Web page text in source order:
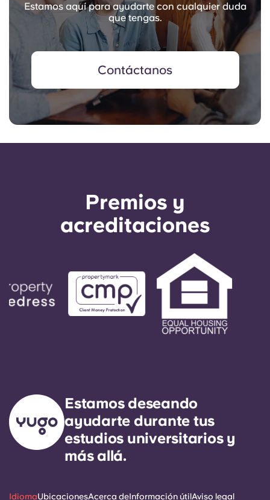
Estamos aquí para ayudarte con cualquier duda
que tengas.
Contáctanos
Premios y
acreditaciones
Estamos deseando
ayudarte durante tus
estudios universitarios y
más allá.
IdiomaUbicacionesAcerca deInformación útilAviso legal